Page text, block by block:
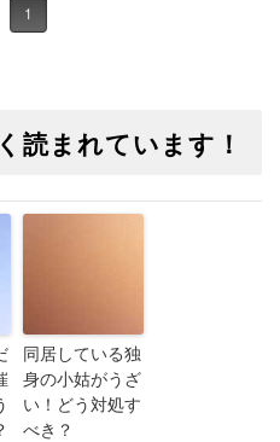
1
読まれています！
同居している独
身の小姑がうざ
い！どう対処す
べき？